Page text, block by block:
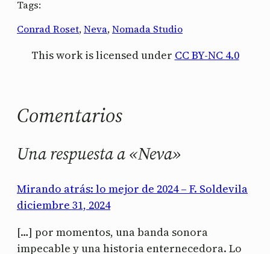
Tags:
Conrad Roset, Neva, Nomada Studio
This work is licensed under CC BY-NC 4.0
Comentarios
Una respuesta a «Neva»
Mirando atrás: lo mejor de 2024 – F. Soldevila
diciembre 31, 2024
[…] por momentos, una banda sonora
impecable y una historia enternecedora. Lo